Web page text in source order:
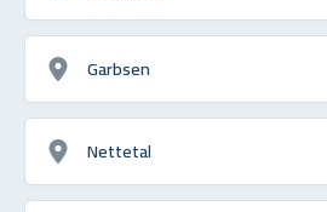
Garbsen
Nettetal